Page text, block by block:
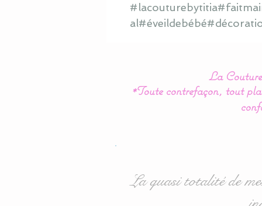
La
*Toute contrefaçon, tout
La quasi totalité de